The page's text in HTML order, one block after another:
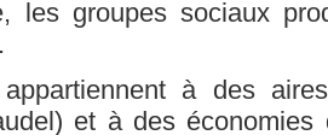
les groupes sociaux
à des
et à des économies